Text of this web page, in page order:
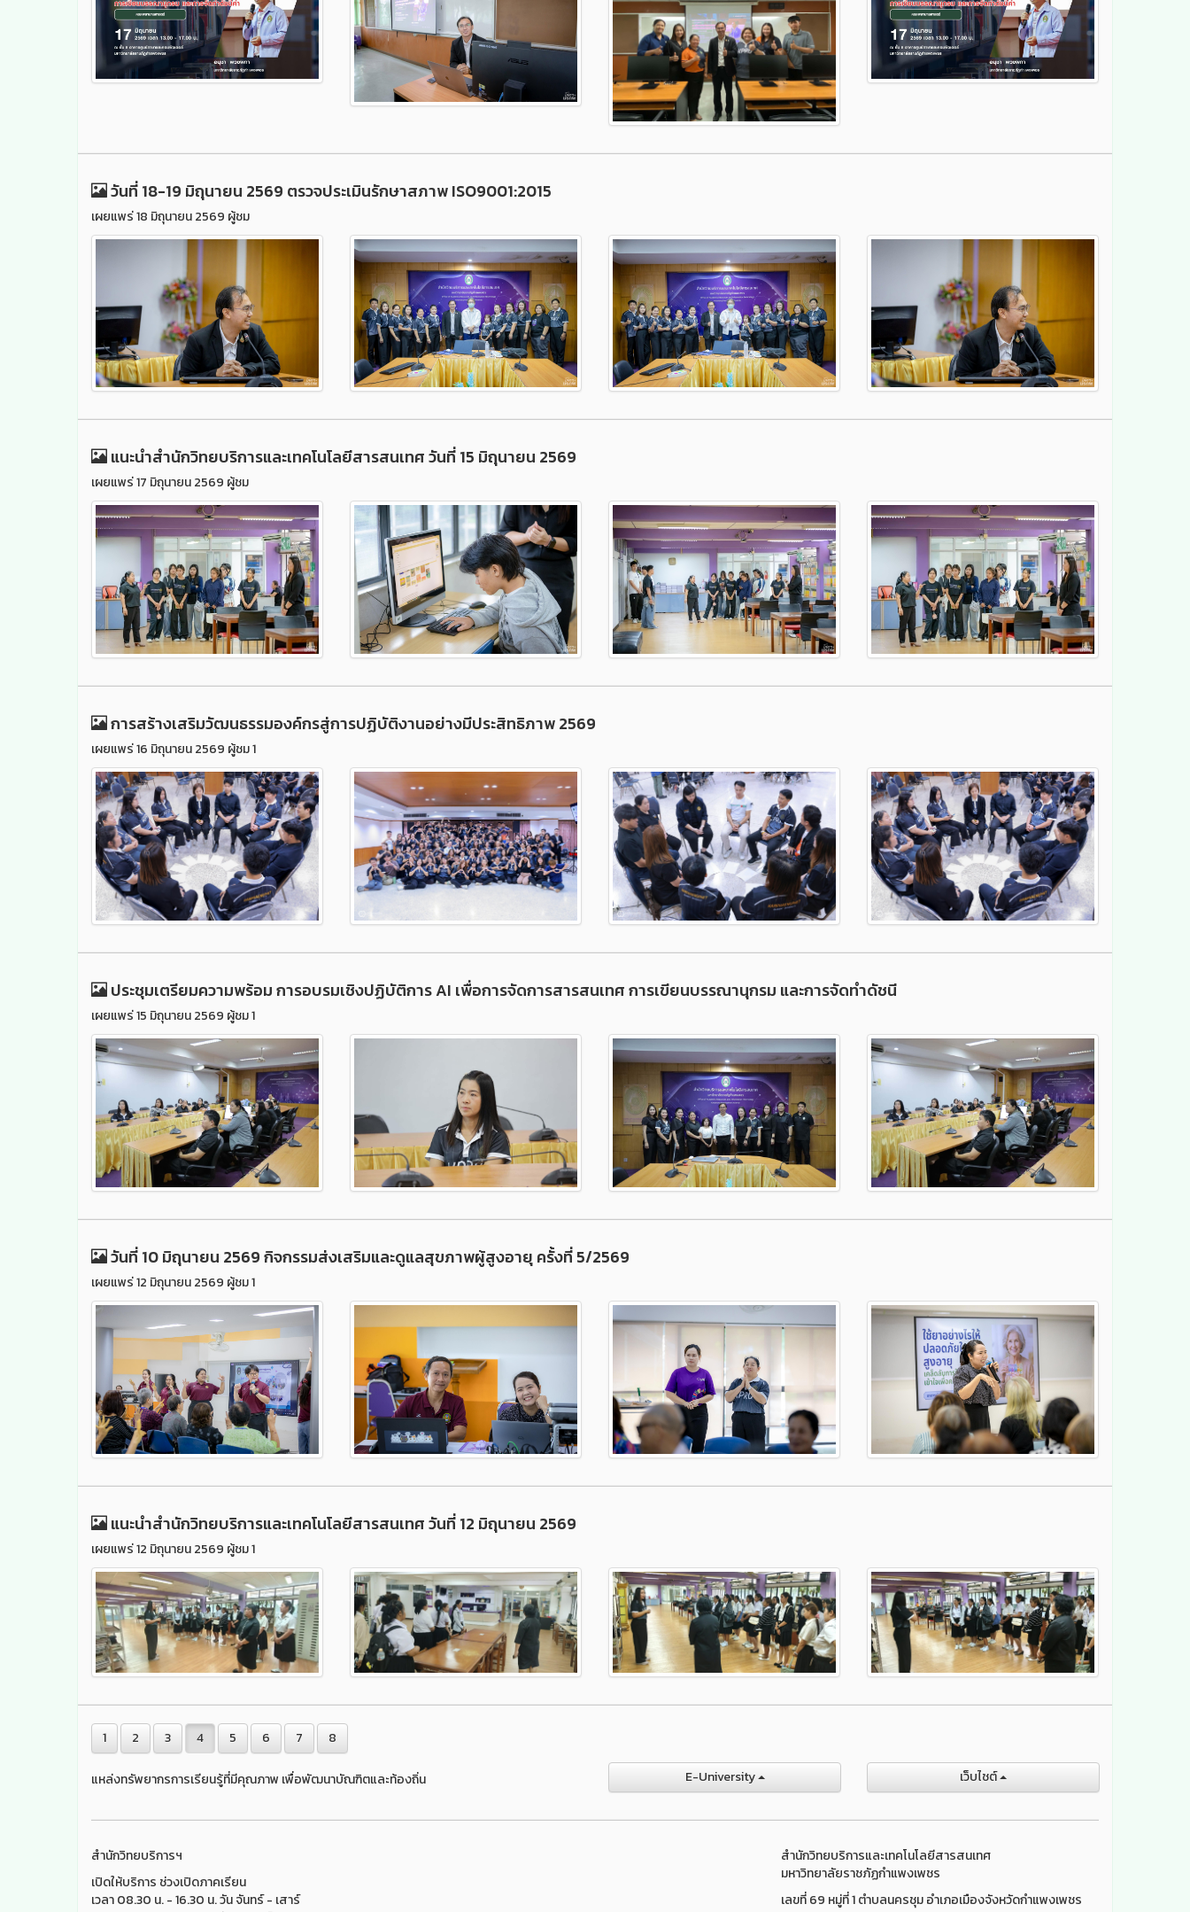
วันที่ 18-19 มิถุนายน 2569 ตรวจประเมินรักษาสภาพ ISO9001:2015
เผยแพร่ 18 มิถุนายน 2569 ผู้ชม
แนะนำสำนักวิทยบริการและเทคโนโลยีสารสนเทศ วันที่ 15 มิถุนายน 2569
เผยแพร่ 17 มิถุนายน 2569 ผู้ชม
การสร้างเสริมวัฒนธรรมองค์กรสู่การปฏิบัติงานอย่างมีประสิทธิภาพ 2569
เผยแพร่ 16 มิถุนายน 2569 ผู้ชม 1
ประชุมเตรียมความพร้อม การอบรมเชิงปฏิบัติการ AI เพื่อการจัดการสารสนเทศ การเขียนบรรณานุกรม และการจัดทำดัชนี
เผยแพร่ 15 มิถุนายน 2569 ผู้ชม 1
วันที่ 10 มิถุนายน 2569 กิจกรรมส่งเสริมและดูแลสุขภาพผู้สูงอายุ ครั้งที่ 5/2569
เผยแพร่ 12 มิถุนายน 2569 ผู้ชม 1
แนะนำสำนักวิทยบริการและเทคโนโลยีสารสนเทศ วันที่ 12 มิถุนายน 2569
เผยแพร่ 12 มิถุนายน 2569 ผู้ชม 1
1 2 3 4 5 6 7 8
แหล่งทรัพยากรการเรียนรู้ที่มีคุณภาพ เพื่อพัฒนาบัณฑิตและท้องถิ่น E-University เว็บไชต์
สำนักวิทยบริการฯ
เปิดให้บริการ ช่วงเปิดภาคเรียน
เวลา 08.30 น. - 16.30 น. วัน จันทร์ - เสาร์
สำนักวิทยบริการและเทคโนโลยีสารสนเทศ
มหาวิทยาลัยราชภัฏกำแพงเพชร
เลขที่ 69 หมู่ที่ 1 ตำบลนครชุม อำเภอเมืองจังหวัดกำแพงเพชร